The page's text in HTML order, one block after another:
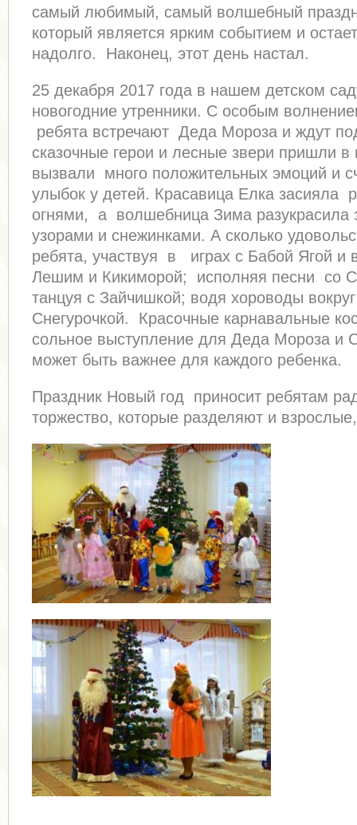
самый любимый, самый волшебный
который является ярким событием и
надолго. Наконец, этот день настал.
25 декабря 2017 года в нашем детском
новогодние утренники. С особым
ребята встречают Деда Мороза и ждут
сказочные герои и лесные звери пришли в
вызвали много положительных эмоций и
улыбок у детей. Красавица Елка засияла
огнями, а волшебница Зима разукрасила
узорами и снежинками. А сколько
ребята, участвуя в играх с Бабой Ягой и
Лешим и Кикиморой; исполняя песни со
танцуя с Зайчишкой; водя хороводы
Снегурочкой. Красочные карнавальные
сольное выступление для Деда Мороза и
может быть важнее для каждого ребенка.
Праздник Новый год приносит ребятам
торжество, которые разделяют и